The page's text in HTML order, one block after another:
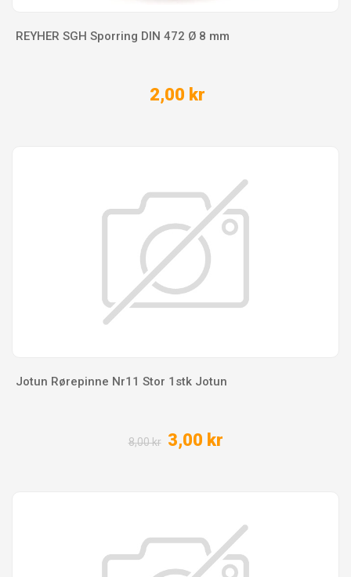
REYHER SGH Sporring DIN 472 Ø 8 mm
2,00 kr
Jotun Rørepinne Nr11 Stor 1stk Jotun
8,00 kr 3,00 kr